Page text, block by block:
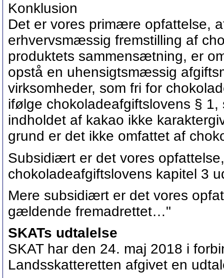
Konklusion
Det er vores primære opfattelse,
erhvervsmæssig fremstilling af
produktets sammensætning, er
opstå en uhensigtsmæssig
virksomheder, som fri for
ifølge chokoladeafgiftslovens §
indholdet af kakao ikke
grund er det ikke omfattet af
Subsidiært er det vores
chokoladeafgiftslovens kapitel 3
Mere subsidiært er det vores
gældende fremadrettet…"
SKATs udtalelse
SKAT har den 24. maj 2018 i
Landsskatteretten afgivet en